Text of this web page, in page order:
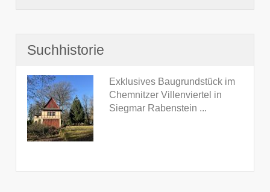
Suchhistorie
Exklusives Baugrundstück im
Chemnitzer Villenviertel in
Siegmar Rabenstein ...